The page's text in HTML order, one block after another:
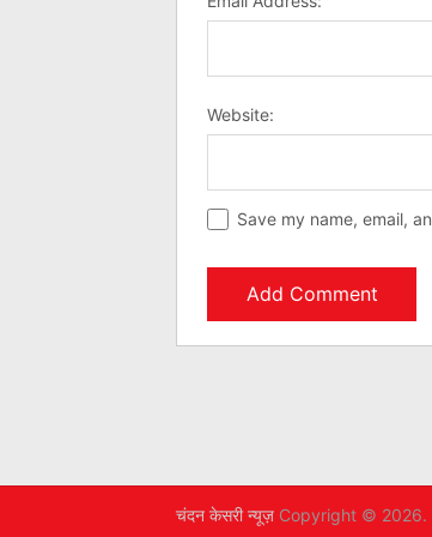
Website:
Save my name, email,
चंदन केसरी न्यूज़ Copyright © 2026.